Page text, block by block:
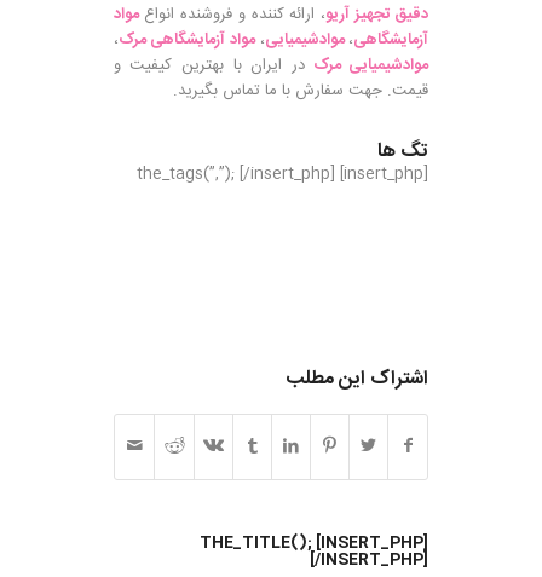
دقیق تجهیز آریو، ارائه کننده و فروشنده انواعمواد
آزمایشگاهی،موادشیمیایی،مواد آزمایشگاهی مرک،
موادشیمیایی مرک در ایران با بهترین کیفیت و
قیمت. جهت سفارش با ما تماس بگیرید.
تگ ها
[insert_php] the_tags(”,”); [/insert_php]
اشتراک این مطلب
[INSERT_PHP] THE_TITLE();
[/INSERT_PHP]